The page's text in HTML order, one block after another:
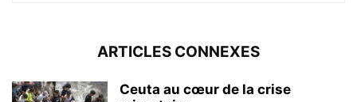
ARTICLES CONNEXES
Ceuta au cœur de la crise